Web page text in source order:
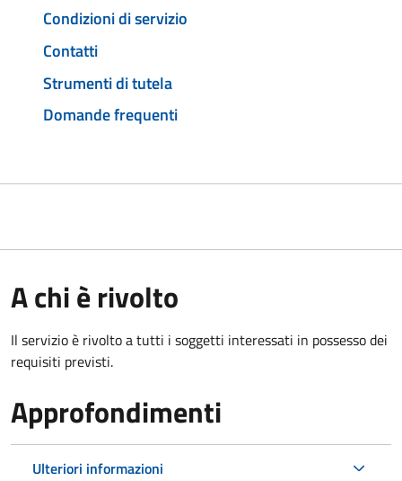
Condizioni di servizio
Contatti
Strumenti di tutela
Domande frequenti
A chi è rivolto
Il servizio è rivolto a tutti i soggetti interessati in possesso dei
requisiti previsti.
Approfondimenti
Ulteriori informazioni